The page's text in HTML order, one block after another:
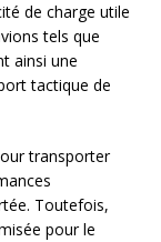
de charge utile
tels que
ainsi une
tactique de
transporter
Toutefois,
pour le